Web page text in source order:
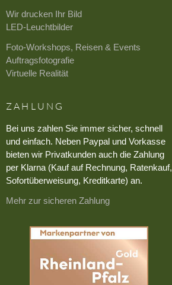
Wir drucken Ihr Bild
LED-Leuchtbilder
Foto-Workshops, Reisen & Events
Auftragsfotografie
Virtuelle Realität
ZAHLUNG
Bei uns zahlen Sie immer sicher, schnell
und einfach. Neben Paypal und Vorkasse
bieten wir Privatkunden auch die Zahlung
per Klarna (Kauf auf Rechnung, Ratenkauf,
Sofortüberweisung, Kreditkarte) an.
Mehr zur sicheren Zahlung